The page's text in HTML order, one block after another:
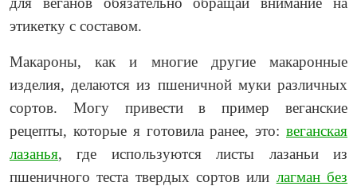
этикетку с составом.
Макароны, как и многие другие макаронные
изделия, делаются из пшеничной муки различных
сортов. Могу привести в пример веганские
рецепты, которые я готовила ранее, это: веганская
лазанья, где используются листы лазаньи из
пшеничного теста твердых сортов или лагман без